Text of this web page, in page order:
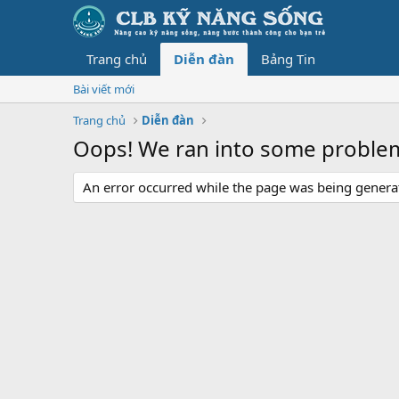
Trang chủ Diễn đàn Bảng Tin
Bài viết mới
Trang chủ
Diễn đàn
Oops! We ran into some
An error occurred while the page was being